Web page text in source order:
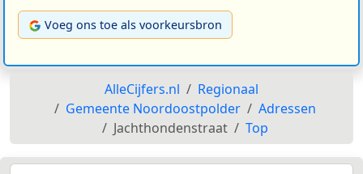
Voeg ons toe als voorkeursbron
AlleCijfers.nl
Regionaal
Gemeente Noordoostpolder
Adressen
Jachthondenstraat
Top